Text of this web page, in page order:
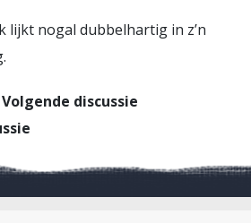
lijkt nogal dubbelhartig in z’n
Volgende discussie